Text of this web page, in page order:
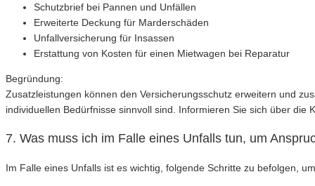
Schutzbrief bei Pannen und Unfällen
Erweiterte Deckung für Marderschäden
Unfallversicherung für Insassen
Erstattung von Kosten für einen Mietwagen bei Reparatur
Begründung:
Zusatzleistungen können den Versicherungsschutz erweitern und
individuellen Bedürfnisse sinnvoll sind. Informieren Sie sich über
7. Was muss ich im Falle eines Unfalls tun, um
Im Falle eines Unfalls ist es wichtig, folgende Schritte zu befolgen,